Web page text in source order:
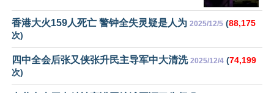
香港大火159人死亡 警钟全失灵疑是人为 2025/12/5 (88,175
次)
四中全会后张又侠张升民主导军中大清洗 2025/12/4 (74,199
次)